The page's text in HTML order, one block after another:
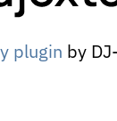
plugin by